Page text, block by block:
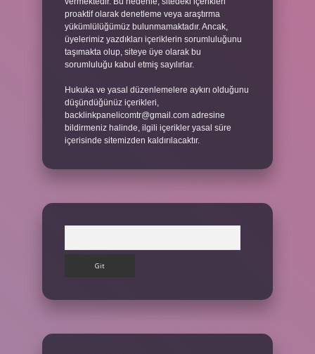
proaktif olarak denetleme veya araştırma
yükümlülüğümüz bulunmamaktadır. Ancak,
üyelerimiz yazdıkları içeriklerin sorumluluğunu
taşımakta olup, siteye üye olarak bu
sorumluluğu kabul etmiş sayılırlar.
Hukuka ve yasal düzenlemelere aykırı olduğunu
düşündüğünüz içerikleri,
backlinkpanelicomtr@gmail.com adresine
bildirmeniz halinde, ilgili içerikler yasal süre
içerisinde sitemizden kaldırılacaktır.